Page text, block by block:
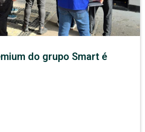
do grupo Smart é